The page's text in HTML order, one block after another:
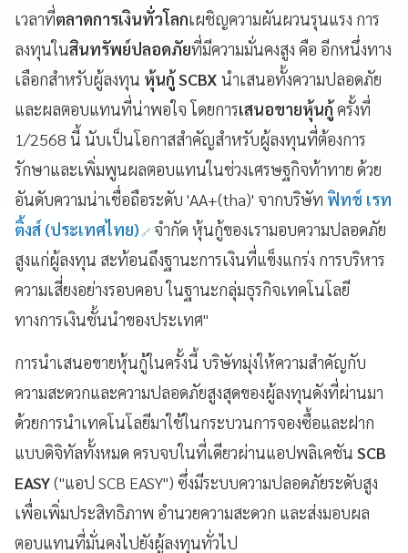
เวลาที่ตลาดการเงินทั่วโลกเผชิญความผันผวนรุนแรง การ
ลงทุนในสินทรัพย์ปลอดภัยที่มีความมั่นคงสูง คือ อีกหนึ่งทาง
เลือกสำหรับผู้ลงทุน หุ้นกู้ SCBX นำเสนอทั้งความปลอดภัย
และผลตอบแทนที่น่าพอใจ โดยการเสนอขายหุ้นกู้ครั้งที่
1/2568 นี้ นับเป็นโอกาสสำคัญสำหรับผู้ลงทุนที่ต้องการ
รักษาและเพิ่มพูนผลตอบแทนในช่วงเศรษฐกิจท้าทาย ด้วย
อันดับความน่าเชื่อถือระดับ 'AA+(tha)' จากบริษัท ฟิทช์ เรท
ติ้งส์ (ประเทศไทย) จำกัด หุ้นกู้ของเรามอบความปลอดภัย
สูงแก่ผู้ลงทุน สะท้อนถึงฐานะการเงินที่แข็งแกร่ง การบริหาร
ความเสี่ยงอย่างรอบคอบ ในฐานะกลุ่มธุรกิจเทคโนโลยี
ทางการเงินชั้นนำของประเทศ"
การนำเสนอขายหุ้นกู้ในครั้งนี้ บริษัทมุ่งให้ความสำคัญกับ
ความสะดวกและความปลอดภัยสูงสุดของผู้ลงทุนดังที่ผ่านมา
ด้วยการนำเทคโนโลยีมาใช้ในกระบวนการจองซื้อและฝาก
แบบดิจิทัลทั้งหมด ครบจบในที่เดียวผ่านแอปพลิเคชัน SCB
EASY("แอป SCB EASY") ซึ่งมีระบบความปลอดภัยระดับสูง
เพื่อเพิ่มประสิทธิภาพ อำนวยความสะดวก และส่งมอบผล
ตอบแทนที่มั่นคงไปยังผู้ลงทุนทั่วไป